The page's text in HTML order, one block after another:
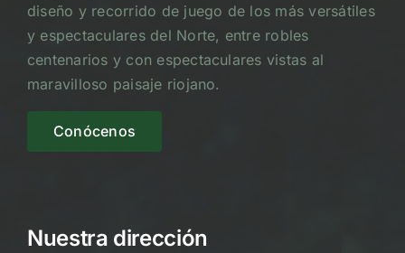
diseño y recorrido de juego de los más versátiles
y espectaculares del Norte, entre robles
centenarios y con espectaculares vistas al
maravilloso paisaje riojano.
Conócenos
Nuestra dirección